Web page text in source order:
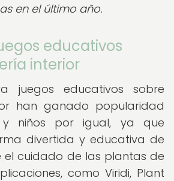
en el último año.
educativos
interior
juegos educativos sobre
han ganado popularidad
niños por igual, ya que
divertida y educativa de
el cuidado de las plantas de
como Viridi, Plant